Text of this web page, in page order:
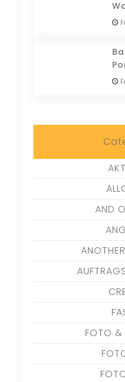
AND
FOTO &